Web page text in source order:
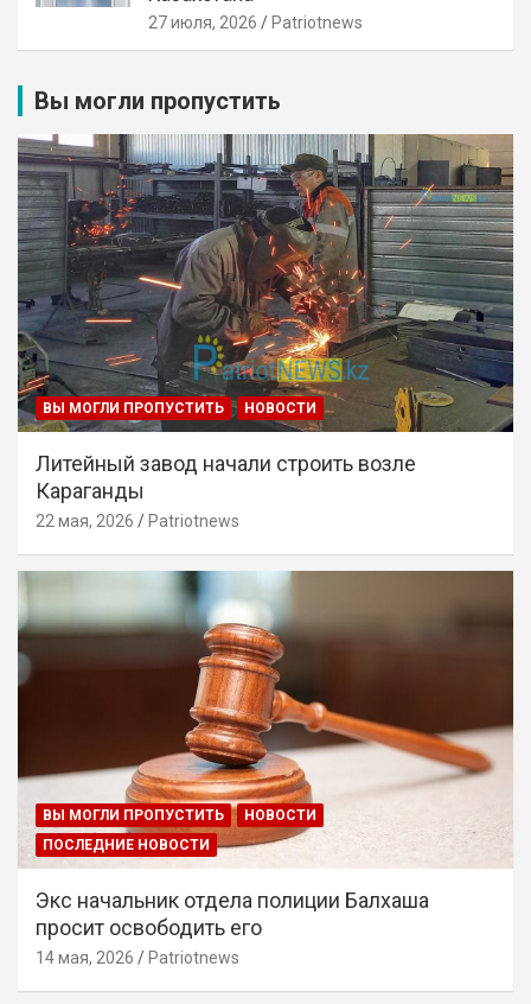
27 июля, 2026 Patriotnews
Вы могли пропустить
ВЫ МОГЛИ ПРОПУСТИТЬ НОВОСТИ
Литейный завод начали строить возле
Караганды
22 мая, 2026 Patriotnews
ВЫ МОГЛИ ПРОПУСТИТЬ
НОВОСТИ
ПОСЛЕДНИЕ НОВОСТИ
Экс начальник отдела полиции Балхаша
просит освободить его
14 мая, 2026 Patriotnews